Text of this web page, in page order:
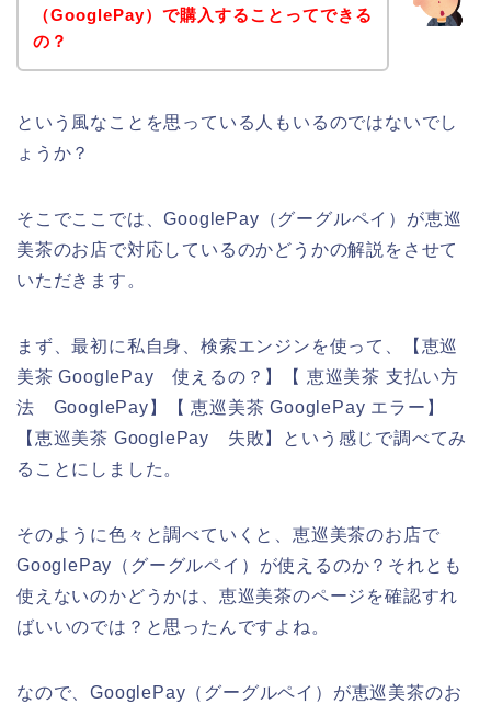
（GooglePay）で購入することってできる
の？
という風なことを思っている人もいるのではないでし
ょうか？
そこでここでは、GooglePay（グーグルペイ）が恵巡
美茶のお店で対応しているのかどうかの解説をさせて
いただきます。
まず、最初に私自身、検索エンジンを使って、【恵巡
美茶 GooglePay 使えるの？】【 恵巡美茶 支払い方
法 GooglePay】【 恵巡美茶 GooglePay エラー】
【恵巡美茶 GooglePay 失敗】という感じで調べてみ
ることにしました。
そのように色々と調べていくと、恵巡美茶のお店で
GooglePay（グーグルペイ）が使えるのか？それとも
使えないのかどうかは、恵巡美茶のページを確認すれ
ばいいのでは？と思ったんですよね。
なので、GooglePay（グーグルペイ）が恵巡美茶のお